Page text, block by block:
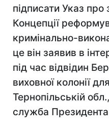
підписати Указ
Концепції
кримінально-
це він заявив в
під час відвідин
виховної колонії
Тернопільській
служба